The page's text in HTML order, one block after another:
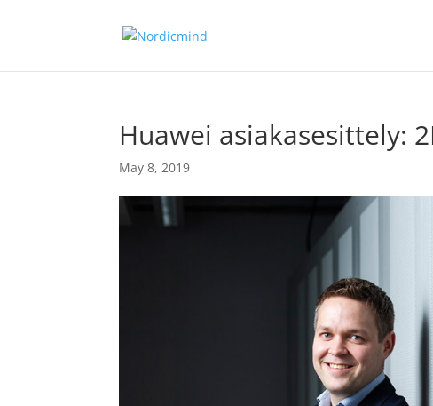
Huawei asiakasesittely:
May 8, 2019